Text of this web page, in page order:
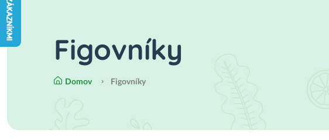
Figovníky
Domov Figovníky